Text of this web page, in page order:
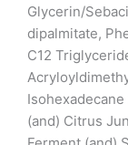
Glycerin/
dipalmitate,
C12
(and) Citrus